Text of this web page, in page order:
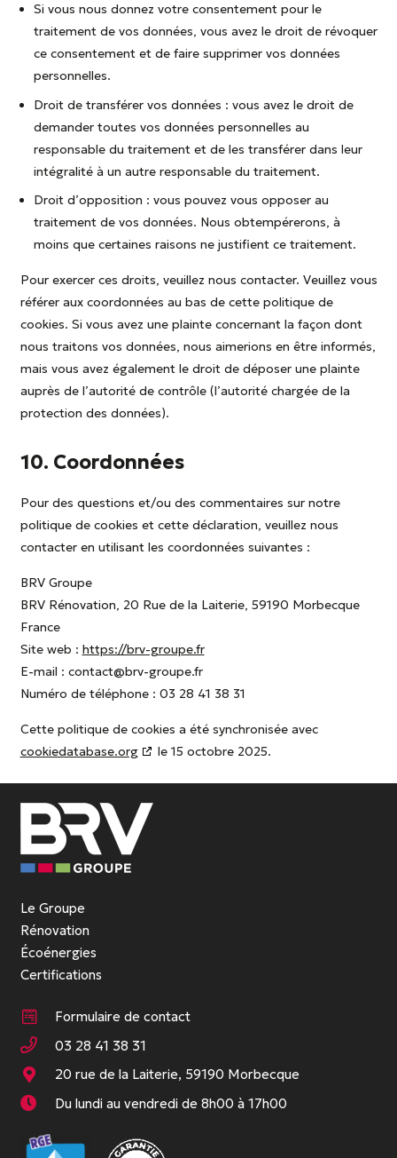
Si vous nous donnez votre consentement pour le
traitement de vos données, vous avez le droit de révoquer
ce consentement et de faire supprimer vos données
personnelles.
Droit de transférer vos données : vous avez le droit de
demander toutes vos données personnelles au
responsable du traitement et de les transférer dans leur
intégralité à un autre responsable du traitement.
Droit d’opposition : vous pouvez vous opposer au
traitement de vos données. Nous obtempérerons, à
moins que certaines raisons ne justifient ce traitement.
Pour exercer ces droits, veuillez nous contacter. Veuillez vous
référer aux coordonnées au bas de cette politique de
cookies. Si vous avez une plainte concernant la façon dont
nous traitons vos données, nous aimerions en être informés,
mais vous avez également le droit de déposer une plainte
auprès de l’autorité de contrôle (l’autorité chargée de la
protection des données).
10. Coordonnées
Pour des questions et/ou des commentaires sur notre
politique de cookies et cette déclaration, veuillez nous
contacter en utilisant les coordonnées suivantes :
BRV Groupe
BRV Rénovation, 20 Rue de la Laiterie, 59190 Morbecque
France
Site web : https://brv-groupe.fr
E-mail : contact@brv-groupe.fr
Numéro de téléphone : 03 28 41 38 31
Cette politique de cookies a été synchronisée avec
cookiedatabase.org
le 15 octobre 2025.
Le Groupe
Rénovation
Écoénergies
Certifications
Formulaire de contact
03 28 41 38 31
20 rue de la Laiterie, 59190 Morbecque
Du lundi au vendredi de 8h00 à 17h00